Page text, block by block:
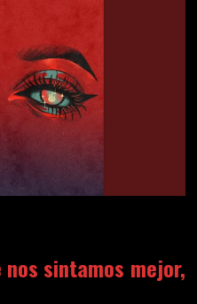
sintamos mejor,